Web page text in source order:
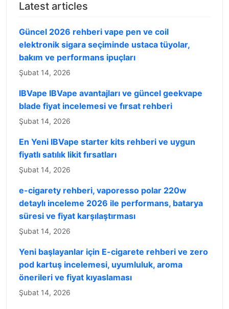
Latest articles
Güncel 2026 rehberi vape pen ve coil
elektronik sigara seçiminde ustaca tüyolar,
bakım ve performans ipuçları
Şubat 14, 2026
IBVape IBVape avantajları ve güncel geekvape
blade fiyat incelemesi ve fırsat rehberi
Şubat 14, 2026
En Yeni IBVape starter kits rehberi ve uygun
fiyatlı satılık likit fırsatları
Şubat 14, 2026
e-cigarety rehberi, vaporesso polar 220w
detaylı inceleme 2026 ile performans, batarya
süresi ve fiyat karşılaştırması
Şubat 14, 2026
Yeni başlayanlar için E-cigarete rehberi ve zero
pod kartuş incelemesi, uyumluluk, aroma
önerileri ve fiyat kıyaslaması
Şubat 14, 2026